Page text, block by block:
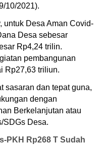
10/2021).
untuk Desa Aman Covid-
Desa sebesar
Rp4,24 trilin.
pembangunan
Rp27,63 triliun.
sasaran dan tepat guna,
dengan
Berkelanjutan atau
SDGs Desa.
PKH Rp268 T Sudah